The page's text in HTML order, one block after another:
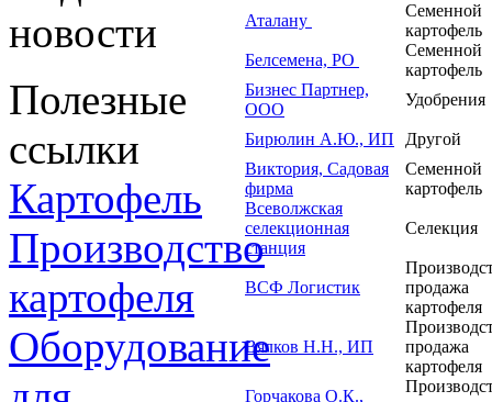
новости
Полезные
ссылки
Картофель
Производство
картофеля
Оборудование
Аталану
Семенной
картофель
Белсемена, РО
Семенной
картофель
Бизнес Партнер,
ООО
Удобрения
Бирюлин А.Ю., ИП
Другой
Виктория, Садовая
фирма
Семенной
картофель
Всеволжская
селекционная
станция
Селекция
ВСФ Логистик
продажа
картофеля
Вялков Н.Н., ИП
продажа
картофеля
Горчакова О.К.,